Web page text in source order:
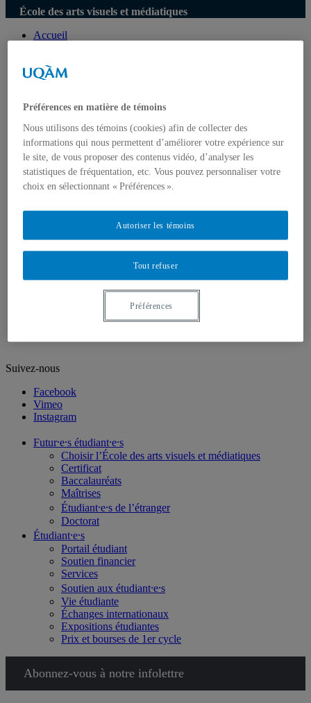
École des arts visuels et médiatiques
Accueil
Ateliers et laboratoires
Personnel technique
Nous joindre
Corps enseignant
Professeur⸱e⸱s régulières et réguliers
Professeur⸱e⸱s associé⸱e⸱s
Professeur⸱e⸱s retraité⸱e⸱s
Professeur·e·s invité·e·s
Chargé⸱e⸱s de cours
Recherche et création
Unités de recherche
Prix, bourses et distinctions
Suivez-nous
Facebook
Vimeo
Instagram
Futur⸱e⸱s étudiant⸱e⸱s
Choisir l’École des arts visuels et médiatiques
Certificat
Baccalauréats
Maîtrises
Étudiant⸱e⸱s de l’étranger
Doctorat
Étudiant⸱e⸱s
Portail étudiant
Soutien financier
Services
Soutien aux étudiant⸱e⸱s
Vie étudiante
Échanges internationaux
Expositions étudiantes
Prix et bourses de 1er cycle
Abonnez-vous à notre infolettre
Préférences en matière de témoins
Nous utilisons des témoins (cookies) afin de collecter des
informations qui nous permettent d’améliorer votre expérience sur
le site, de vous proposer des contenus vidéo, d’analyser les
statistiques de fréquentation, etc. Vous pouvez personnaliser votre
choix en sélectionnant « Préférences ».
Tout refuser
Autoriser les témoins
Préférences